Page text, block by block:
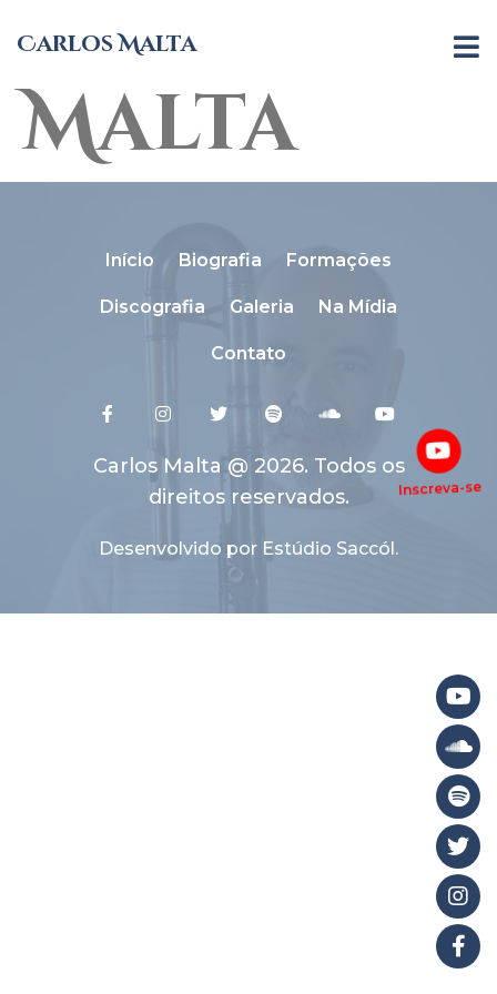
Carlos Malta
Inscreva-se
Carlos
Malta
Início Biografia Formações
Discografia Galeria Na Mídia
Contato
Carlos Malta @ 2026. Todos os
direitos reservados.
Desenvolvido por Estúdio Saccól.